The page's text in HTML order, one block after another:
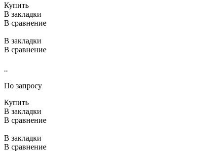
Купить
В закладки
В сравнение
В закладки
В сравнение
..
По запросу
Купить
В закладки
В сравнение
В закладки
В сравнение